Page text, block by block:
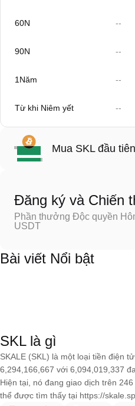
60N --
90N --
1Năm --
Từ khi Niêm yết --
Mua SKL đầu
Đăng ký và Chiến
Phần thưởng Độc quyền
USDT
Bài viết Nổi bật
SKL là gì
SKALE (SKL) là một loại tiền điện
6,294,166,667 với 6,094,019,337
Hiện tại, nó đang giao dịch trên
thể được tìm thấy tại https://